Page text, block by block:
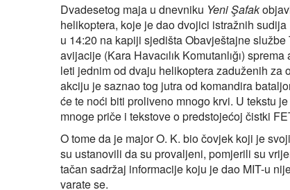
Dvadesetog maja u dnevniku Yeni Şafak
helikoptera, koje je dao dvojici istražnih
u 14:20 na kapiji sjedišta Obavještajne
avijacije (Kara Havacılık Komutanlığı)
leti jednim od dvaju helikoptera zaduženih za
akciju je saznao tog jutra od komandira
će te noći biti proliveno mnogo krvi. U tekstu
mnoge priče i tekstove o predstojećoj čistki
O tome da je major O. K. bio čovjek koji je
su ustanovili da su provaljeni, pomjerili su
tačan sadržaj informacije koju je dao MIT-u
varate se.